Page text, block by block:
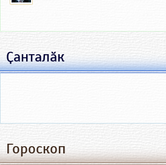
Ҫанталӑк
Гороскоп